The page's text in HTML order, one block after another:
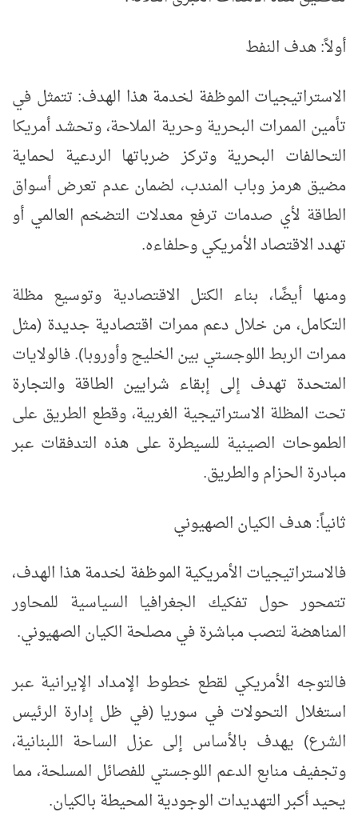
أولاً: هدف النفط
الاستراتيجيات الموظفة لخدمة هذا الهدف: تتمثل في
تأمين الممرات البحرية وحرية الملاحة، وتحشد أمريكا
التحالفات البحرية وتركز ضرباتها الردعية لحماية
مضيق هرمز وباب المندب، لضمان عدم تعرض أسواق
الطاقة لأي صدمات ترفع معدلات التضخم العالمي أو
تهدد الاقتصاد الأمريكي وحلفاءه.
ومنها أيضًا، بناء الكتل الاقتصادية وتوسيع مظلة
التكامل، من خلال دعم ممرات اقتصادية جديدة (مثل
ممرات الربط اللوجستي بين الخليج وأوروبا). فالولايات
المتحدة تهدف إلى إبقاء شرايين الطاقة والتجارة
تحت المظلة الاستراتيجية الغربية، وقطع الطريق على
الطموحات الصينية للسيطرة على هذه التدفقات عبر
مبادرة الحزام والطريق.
ثانياً: هدف الكيان الصهيوني
فالاستراتيجيات الأمريكية الموظفة لخدمة هذا الهدف،
تتمحور حول تفكيك الجغرافيا السياسية للمحاور
المناهضة لتصب مباشرة في مصلحة الكيان الصهيوني.
فالتوجه الأمريكي لقطع خطوط الإمداد الإيرانية عبر
استغلال التحولات في سوريا (في ظل إدارة الرئيس
الشرع) يهدف بالأساس إلى عزل الساحة اللبنانية،
وتجفيف منابع الدعم اللوجستي للفصائل المسلحة، مما
يحيد أكبر التهديدات الوجودية المحيطة بالكيان.